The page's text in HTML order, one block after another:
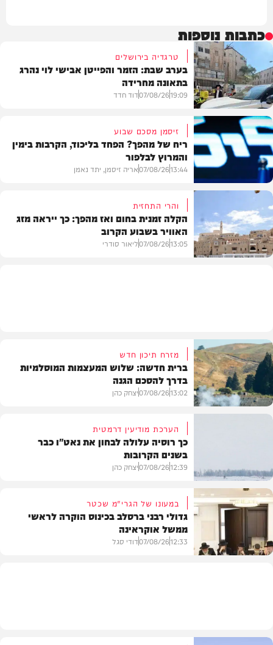
כתבות נוספות
בארץ
טרגדיה בירושלים
בערב שבת: הזמר והפייטן אבישי לוי נהרג
בתאונה מחרידה
19:09
07/08/26דוד חדד
פוליטי
זיסמן מסכם שבוע
ריח של מהפך? הפחד בליכוד, הקרבות בימין
והמרוץ לבלפור
13:44
07/08/26אריה זיסמן, יתד נאמן
והרי התחזית
הקלה זמנית בחום ואז מהפך: כך ייראה מזג
האוויר בשבוע הקרוב
13:05
07/08/26ליאור סודרי
מזרח תיכון חדש
ברית חדשה: שלוש המעצמות המוסלמיות
בדרך להסכם הגנה
13:02
07/08/26יצחק כהן
הערכת מודיעין דרמטית
כך רוסיה עלולה לבחון את נאט"ו כבר
בשנים הקרובות
12:39
07/08/26יצחק כהן
במעונו של הגרי"מ שכטר
גדולי רבני ברסלב בכינוס הוקרה לראשי
ממשל אוקראינה
12:33
07/08/26דודי סגל